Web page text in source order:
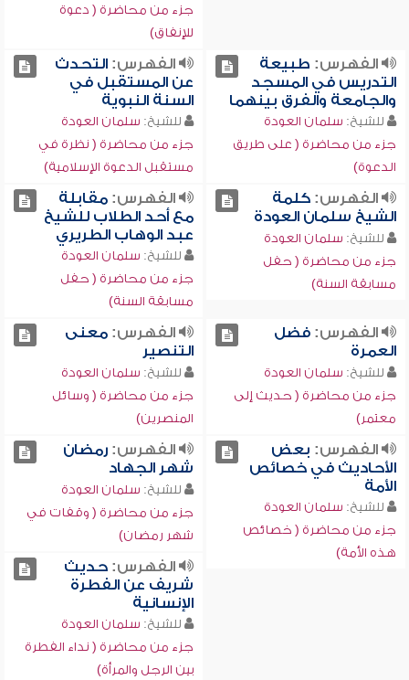
جزء من محاضرة ( دعوة
للإنفاق)
الفهرس: طبيعة
التدريس في المسجد
والجامعة والفرق بينهما
للشيخ: سلمان العودة
جزء من محاضرة ( على طريق
الدعوة)
الفهرس:التحدث
عن المستقبل في
السنة النبوية
للشيخ: سلمان العودة
جزء من محاضرة ( نظرة في
مستقبل الدعوة الإسلامية)
الفهرس:كلمة
الشيخ سلمان العودة
للشيخ: سلمان العودة
جزء من محاضرة ( حفل
مسابقة السنة)
الفهرس:مقابلة
مع أحد الطلاب للشيخ
عبد الوهاب الطريري
للشيخ: سلمان العودة
جزء من محاضرة ( حفل
مسابقة السنة)
الفهرس:فضل
العمرة
للشيخ: سلمان العودة
جزء من محاضرة ( حديث إلى
معتمر)
الفهرس:معنى
التنصير
للشيخ: سلمان العودة
جزء من محاضرة ( وسائل
المنصرين)
الفهرس: بعض
الأحاديث في خصائص
الأمة
للشيخ: سلمان العودة
جزء من محاضرة ( خصائص
هذه الأمة)
الفهرس:رمضان
شهر الجهاد
للشيخ: سلمان العودة
جزء من محاضرة ( وقفات في
شهر رمضان)
الفهرس:حديث
شريف عن الفطرة
الإنسانية
للشيخ: سلمان العودة
جزء من محاضرة ( نداء الفطرة
بين الرجل والمرأة)